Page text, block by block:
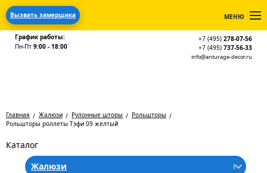
Вызвать замерщика МЕНЮ
График работы:
Пн-Пт 9:00 - 18:00
+7 (495) 278-07-56
+7 (495) 737-56-33
info@anturage-decor.ru
Главная Жалюзи Рулонные шторы
Рольшторы
Рольшторы роллеты Тэфи 09 желтый
Каталог
Жалюзи